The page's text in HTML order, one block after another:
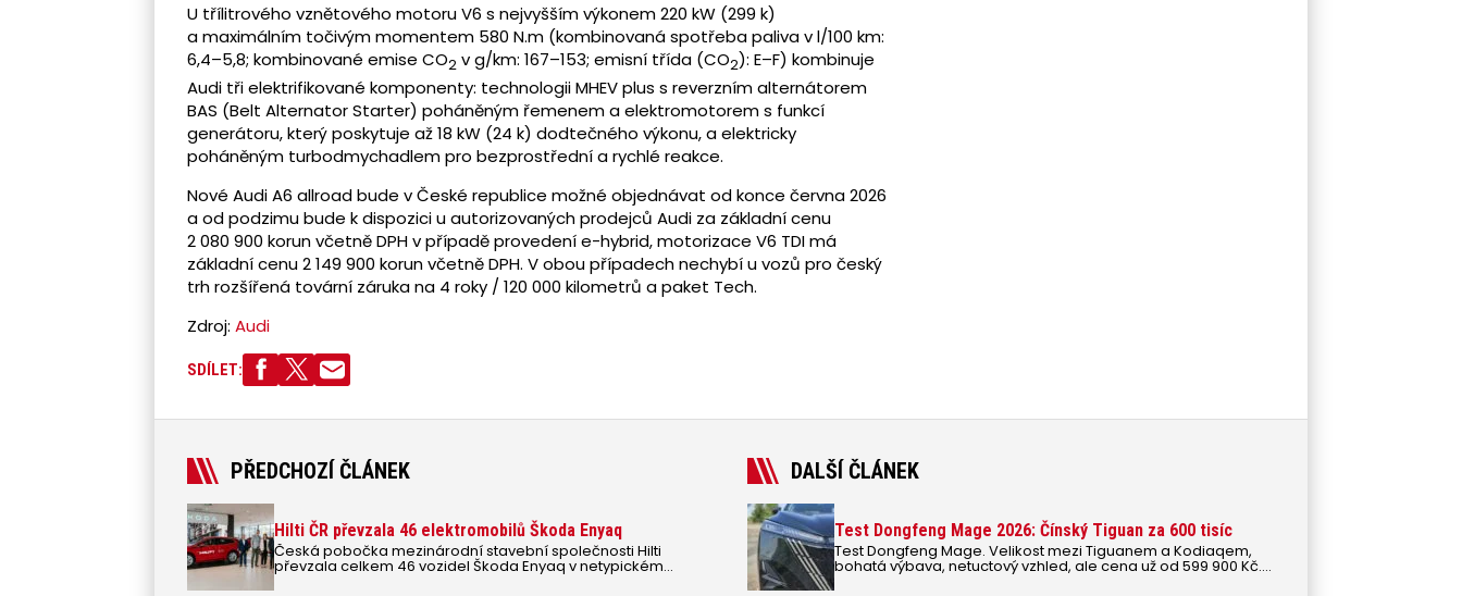
U třílitrového vznětového motoru V6 s nejvyšším výkonem 220 kW (299 k)
a maximálním točivým momentem 580 N.m (kombinovaná spotřeba paliva v l/100 km:
6,4–5,8; kombinované emise CO2 v g/km: 167–153; emisní třída (CO2): E–F) kombinuje
Audi tři elektrifikované komponenty: technologii MHEV plus s reverzním alternátorem
BAS (Belt Alternator Starter) poháněným řemenem a elektromotorem s funkcí
generátoru, který poskytuje až 18 kW (24 k) dodtečného výkonu, a elektricky
poháněným turbodmychadlem pro bezprostřední a rychlé reakce.
Nové Audi A6 allroad bude v České republice možné objednávat od konce června 2026
a od podzimu bude k dispozici u autorizovaných prodejců Audi za základní cenu
2 080 900 korun včetně DPH v případě provedení e-hybrid, motorizace V6 TDI má
základní cenu 2 149 900 korun včetně DPH. V obou případech nechybí u vozů pro český
trh rozšířená tovární záruka na 4 roky / 120 000 kilometrů a paket Tech.
Zdroj: Audi
SDÍLET:
PŘEDCHOZÍ ČLÁNEK
Hilti ČR převzala 46 elektromobilů Škoda Enyaq
Česká pobočka mezinárodní stavební společnosti Hilti
převzala celkem 46 vozidel Škoda Enyaq v netypickém
barevném provedení. Ve výběrovém řízení na dodání uspěla
DALŠÍ ČLÁNEK
Test Dongfeng Mage 2026: Čínský Tiguan za 600 tisíc
Test Dongfeng Mage. Velikost mezi Tiguanem a Kodiaqem,
bohatá výbava, netuctový vzhled, ale cena už od 599 900 Kč.
Má čínské SUV Donfeng Mage u českých zákazníků šanci?